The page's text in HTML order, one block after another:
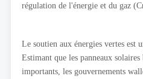
régulation de l'énergie et du gaz
Le soutien aux énergies vertes est
Estimant que les panneaux
importants, les gouvernements